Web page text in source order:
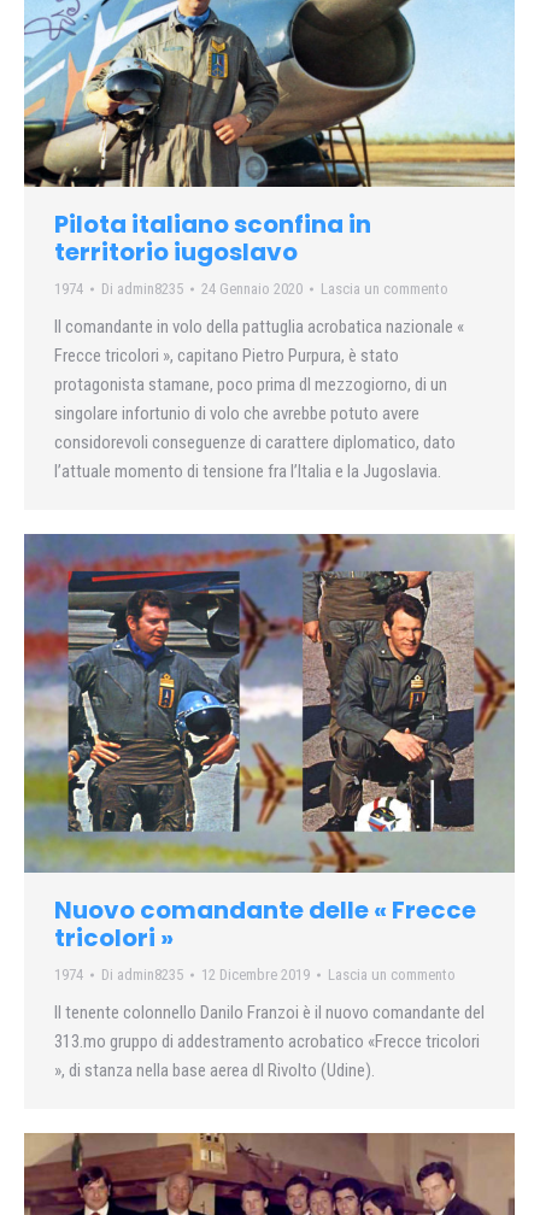
Pilota italiano sconfina in
territorio iugoslavo
1974 Di admin8235 24 Gennaio 2020 Lascia un commento
II comandante in volo della pattuglia acrobatica nazionale «
Frecce tricolori », capitano Pietro Purpura, è stato
protagonista stamane, poco prima dl mezzogiorno, di un
singolare infortunio di volo che avrebbe potuto avere
considorevoli conseguenze di carattere diplomatico, dato
l’attuale momento di tensione fra l’Italia e la Jugoslavia.
Nuovo comandante delle « Frecce
tricolori »
1974 Di admin8235 12 Dicembre 2019 Lascia un commento
II tenente colonnello Danilo Franzoi è il nuovo comandante del
313.mo gruppo di addestramento acrobatico «Frecce tricolori
», di stanza nella base aerea dl Rivolto (Udine).